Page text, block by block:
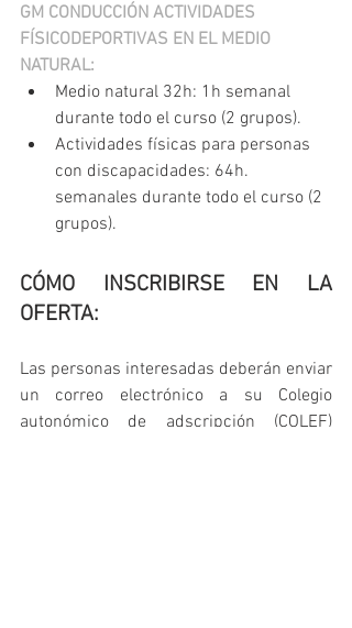
GM CONDUCCIÓN ACTIVIDADES
FÍSICODEPORTIVAS EN EL MEDIO
NATURAL:
Medio natural 32h: 1h semanal
durante todo el curso (2 grupos).
Actividades físicas para personas
con discapacidades: 64h.
semanales durante todo el curso (2
grupos).
CÓMO INSCRIBIRSE EN LA
OFERTA:
Las personas interesadas deberán enviar
un correo electrónico a su Colegio
autonómico de adscripción (COLEF)